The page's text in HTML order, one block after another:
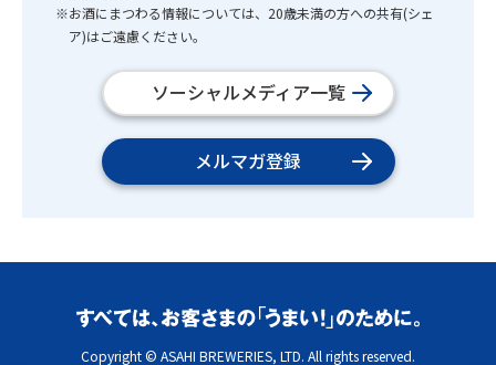
※お酒にまつわる情報については、20歳未満の方への共有(シェ
ア)はご遠慮ください。
ソーシャルメディア一覧
メルマガ登録
Copyright © ASAHI BREWERIES, LTD. All rights reserved.